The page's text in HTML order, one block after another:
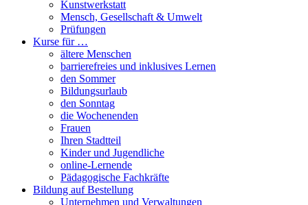
Kunstwerkstatt
Mensch, Gesellschaft & Umwelt
Prüfungen
Kurse für …
ältere Menschen
barrierefreies und inklusives Lernen
den Sommer
Bildungsurlaub
den Sonntag
die Wochenenden
Frauen
Ihren Stadtteil
Kinder und Jugendliche
online-Lernende
Pädagogische Fachkräfte
Bildung auf Bestellung
Unternehmen und Verwaltungen